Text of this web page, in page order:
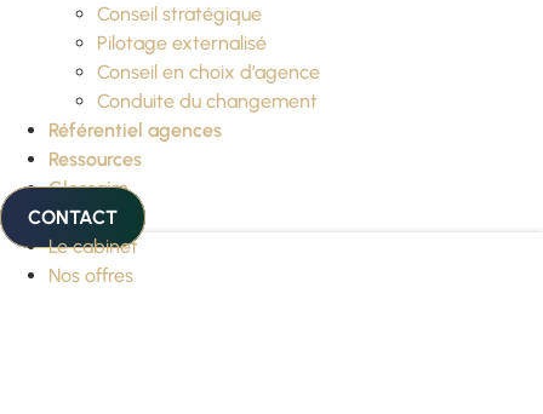
Conseil stratégique
Pilotage externalisé
Conseil en choix d’agence
Conduite du changement
Référentiel agences
Ressources
Glossaire
CONTACT
Le cabinet
Nos offres